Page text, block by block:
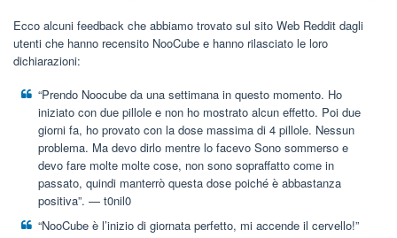
Ecco alcuni feedback che abbiamo trovato sul sito Web Reddit dagli
utenti che hanno recensito NooCube e hanno rilasciato le loro
dichiarazioni:
“Prendo Noocube da una settimana in questo momento. Ho
iniziato con due pillole e non ho mostrato alcun effetto. Poi due
giorni fa, ho provato con la dose massima di 4 pillole. Nessun
problema. Ma devo dirlo mentre lo facevo Sono sommerso e
devo fare molte molte cose, non sono sopraffatto come in
passato, quindi manterrò questa dose poiché è abbastanza
positiva”. ⁠— t0nil0
“NooCube è l’inizio di giornata perfetto, mi accende il cervello!”